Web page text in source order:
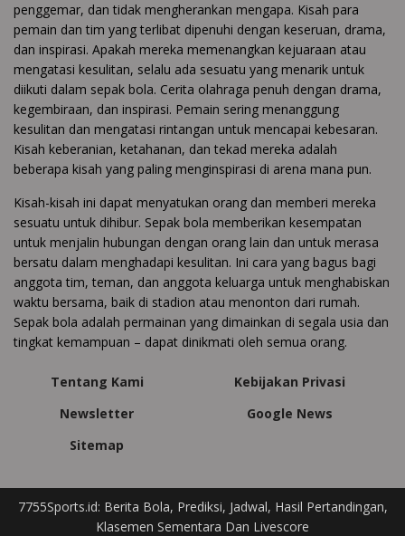
penggemar, dan tidak mengherankan mengapa. Kisah para
pemain dan tim yang terlibat dipenuhi dengan keseruan, drama,
dan inspirasi. Apakah mereka memenangkan kejuaraan atau
mengatasi kesulitan, selalu ada sesuatu yang menarik untuk
diikuti dalam sepak bola. Cerita olahraga penuh dengan drama,
kegembiraan, dan inspirasi. Pemain sering menanggung
kesulitan dan mengatasi rintangan untuk mencapai kebesaran.
Kisah keberanian, ketahanan, dan tekad mereka adalah
beberapa kisah yang paling menginspirasi di arena mana pun.
Kisah-kisah ini dapat menyatukan orang dan memberi mereka
sesuatu untuk dihibur. Sepak bola memberikan kesempatan
untuk menjalin hubungan dengan orang lain dan untuk merasa
bersatu dalam menghadapi kesulitan. Ini cara yang bagus bagi
anggota tim, teman, dan anggota keluarga untuk menghabiskan
waktu bersama, baik di stadion atau menonton dari rumah.
Sepak bola adalah permainan yang dimainkan di segala usia dan
tingkat kemampuan – dapat dinikmati oleh semua orang.
Tentang Kami
Kebijakan Privasi
Newsletter
Google News
Sitemap
7755Sports.id: Berita Bola, Prediksi, Jadwal, Hasil Pertandingan,
Klasemen Sementara Dan Livescore